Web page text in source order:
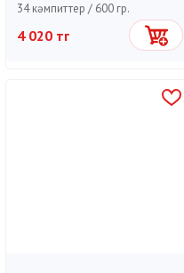
34 кәмпиттер / 600 гр.
4 020 тг Себетке